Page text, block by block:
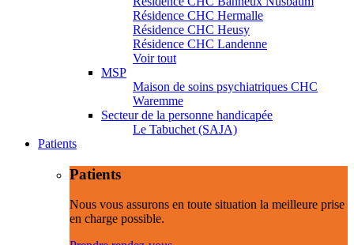
Résidence CHC Hermalle
Résidence CHC Heusy
Résidence CHC Landenne
Voir tout
MSP
Maison de soins psychiatriques CHC
Waremme
Secteur de la personne handicapée
Le Tabuchet (SAJA)
Patients
Patients
Nous vous assurons en toute situation la meilleure prise
en charge possible.